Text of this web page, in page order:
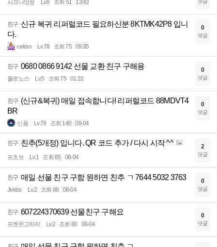
시크나망꿍 Lv.6 조회 51 13:43
친구 신규 복귀 리퍼럴코드 필요하신분 8KTMK42P8 입니
다.
ceiran Lv.78 조회 75 09:35
0
댓글
친구 0680 0866 9142 선물 교환 친구 구해용
폴로노스 Lv.5 조회 75 01:22
0
댓글
친구 (신규&복귀) 매일 접속합니다! 리퍼럴코드 88MDVT4
BR
신품 Lv.79 조회 140 08-04
0
댓글
친구 친추(5개정) 입니다. QR 코드 추가 / 다시 시작 ^^
포초보 Lv.1 조회 85 08-04
2
댓글
친구 매일 선물 친구 구함 원하면 친추 ㄱ 7644 5032 3763
Jekiss Lv.2 조회 88 08-04
0
댓글
친구 607224370639 선물친구 구해요
포켓몬고하쟈 Lv.2 조회 80 08-04
0
댓글